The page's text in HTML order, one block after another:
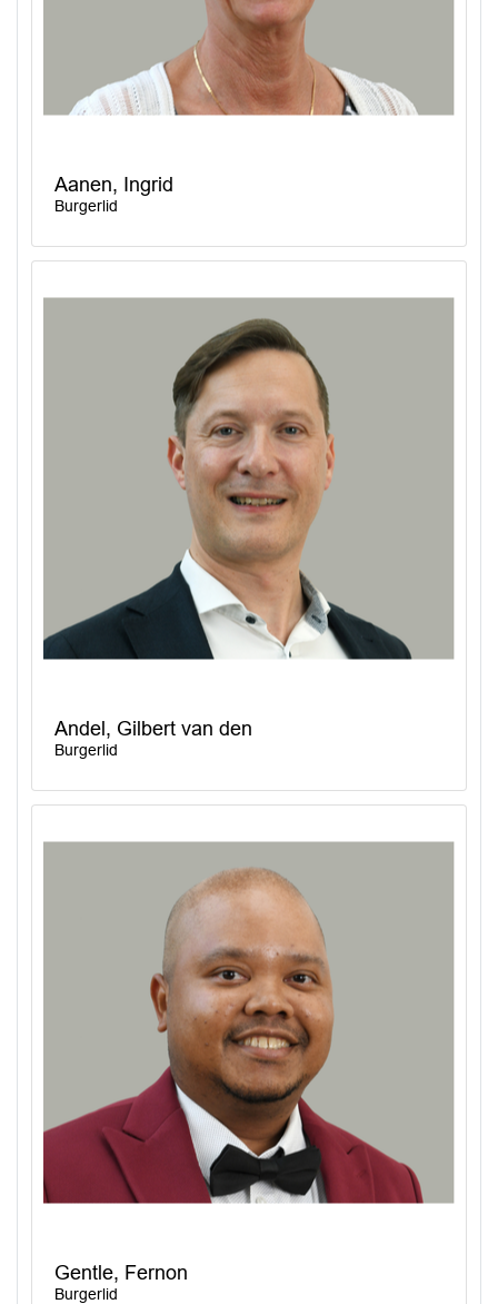
Aanen, Ingrid
Burgerlid
Andel, Gilbert van den
Burgerlid
Gentle, Fernon
Burgerlid